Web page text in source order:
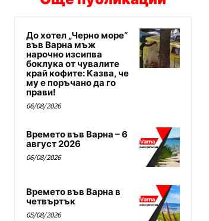
До хотел „Черно море“
във Варна мъж
нарочно изсипва
боклука от чувалите
край кофите: Казва, че
му е поръчано да го
прави!
06/08/2026
Времето във Варна – 6
август 2026
06/08/2026
Времето във Варна в
четвъртък
05/08/2026